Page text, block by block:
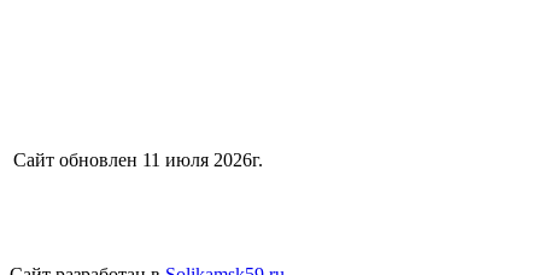
Сайт обновлен 11 июля 2026г.